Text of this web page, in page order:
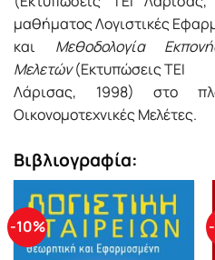
μαθήματος Λογιστικές
και Μεθοδολογία
Μελετών(Εκτυπώσεις ΤΕΙ
Λάρισας, 1998) στο
Οικονομοτεχνικές Μελέτες.
Βιβλιογραφία:
-10%